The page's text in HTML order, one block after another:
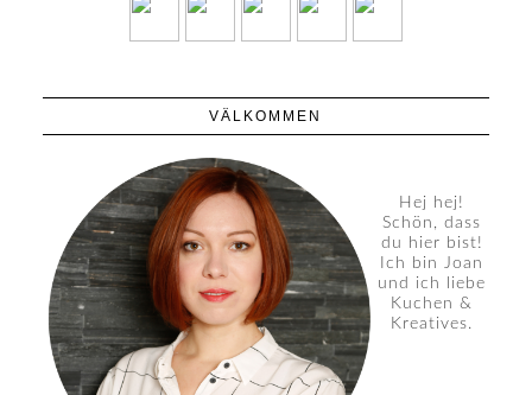
VÄLKOMMEN
Hej hej!
Schön, dass
du hier bist!
Ich bin Joan
und ich liebe
Kuchen &
Kreatives.